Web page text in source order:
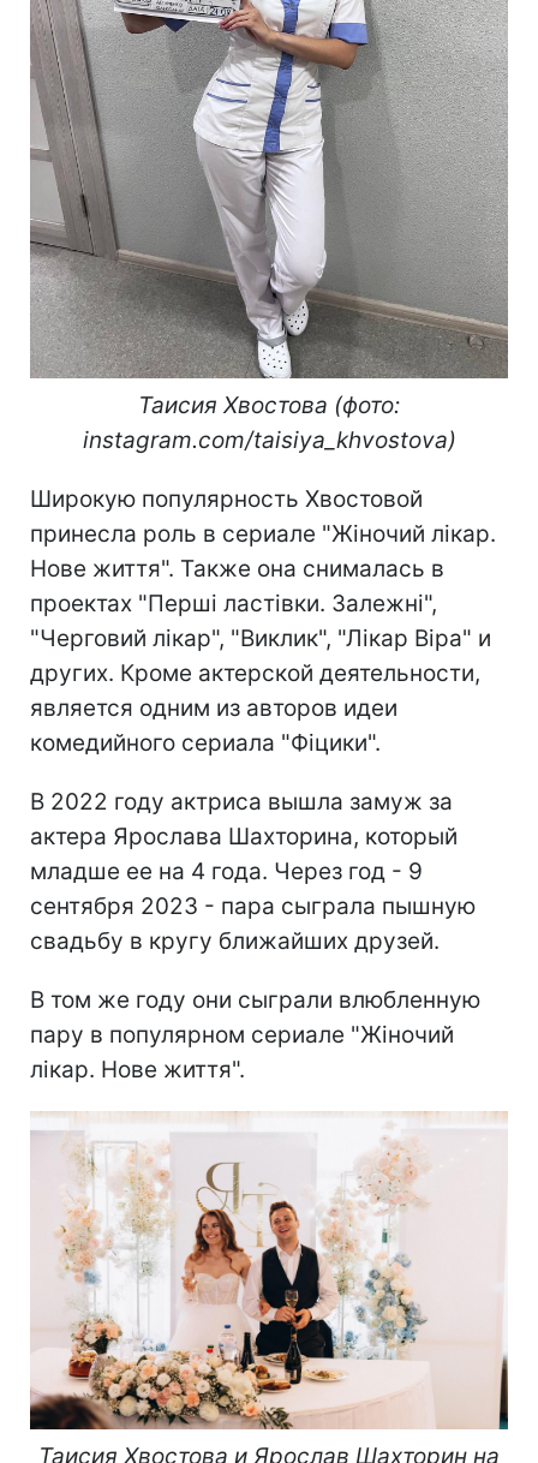
Таисия Хвостова (фото:
instagram.com/taisiya_khvostova)
Широкую популярность Хвостовой
принесла роль в сериале "Жіночий лікар.
Нове життя". Также она снималась в
проектах "Перші ластівки. Залежні",
"Черговий лікар", "Виклик", "Лікар Віра" и
других. Кроме актерской деятельности,
является одним из авторов идеи
комедийного сериала "Фіцики".
В 2022 году актриса вышла замуж за
актера Ярослава Шахторина, который
младше ее на 4 года. Через год - 9
сентября 2023 - пара сыграла пышную
свадьбу в кругу ближайших друзей.
В том же году они сыграли влюбленную
пару в популярном сериале "Жіночий
лікар. Нове життя".
Таисия Хвостова и Ярослав Шахторин на